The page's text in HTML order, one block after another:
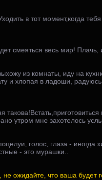
в тот момент,когда
смеяться весь мир! Плачь,
из комнаты, иду на
и хлопая в ладоши,
утром мне захотелось
голос, глаза - иногда
- это мурашки..
не ожидайте, что ваша будет